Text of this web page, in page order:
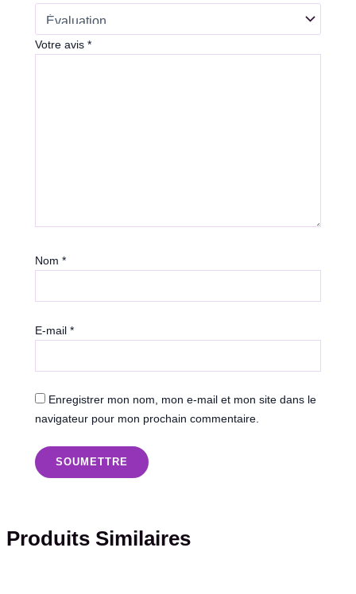
Votre avis*
Nom*
E-mail*
Enregistrer mon nom, mon e-mail et mon site dans le
navigateur pour mon prochain commentaire.
Produits Similaires